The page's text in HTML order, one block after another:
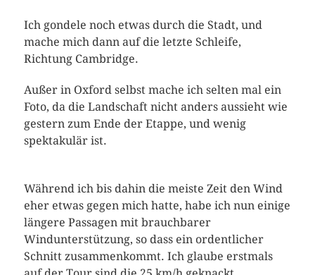
Ich gondele noch etwas durch die Stadt, und
mache mich dann auf die letzte Schleife,
Richtung Cambridge.
Außer in Oxford selbst mache ich selten mal ein
Foto, da die Landschaft nicht anders aussieht wie
gestern zum Ende der Etappe, und wenig
spektakulär ist.
Während ich bis dahin die meiste Zeit den Wind
eher etwas gegen mich hatte, habe ich nun einige
längere Passagen mit brauchbarer
Windunterstützung, so dass ein ordentlicher
Schnitt zusammenkommt. Ich glaube erstmals